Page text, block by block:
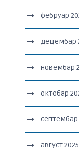
фебруар
децембар
новембар
октобар
септембар
август 2025